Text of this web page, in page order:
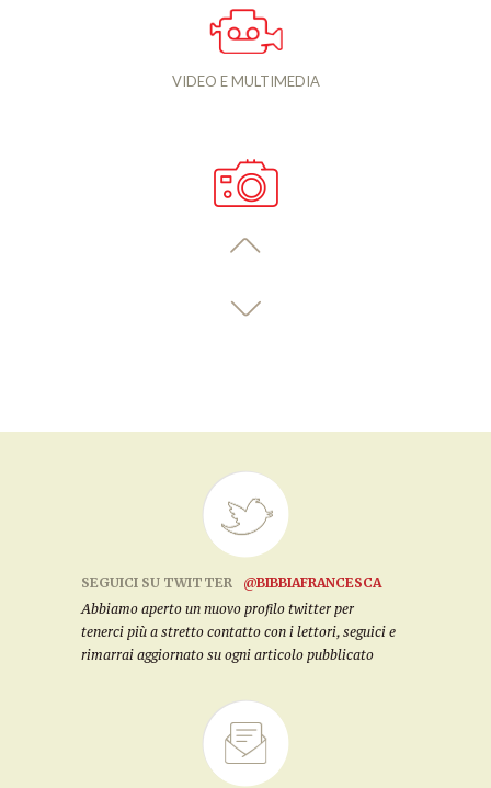
VIDEO E MULTIMEDIA
SEGUICI SU TWITTER
@BIBBIAFRANCESCA
Abbiamo aperto un nuovo profilo twitter per
tenerci più a stretto contatto con i lettori, seguici e
rimarrai aggiornato su ogni articolo pubblicato